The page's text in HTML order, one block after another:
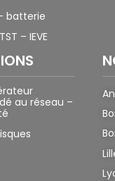
batterie
– IEVE
au réseau –